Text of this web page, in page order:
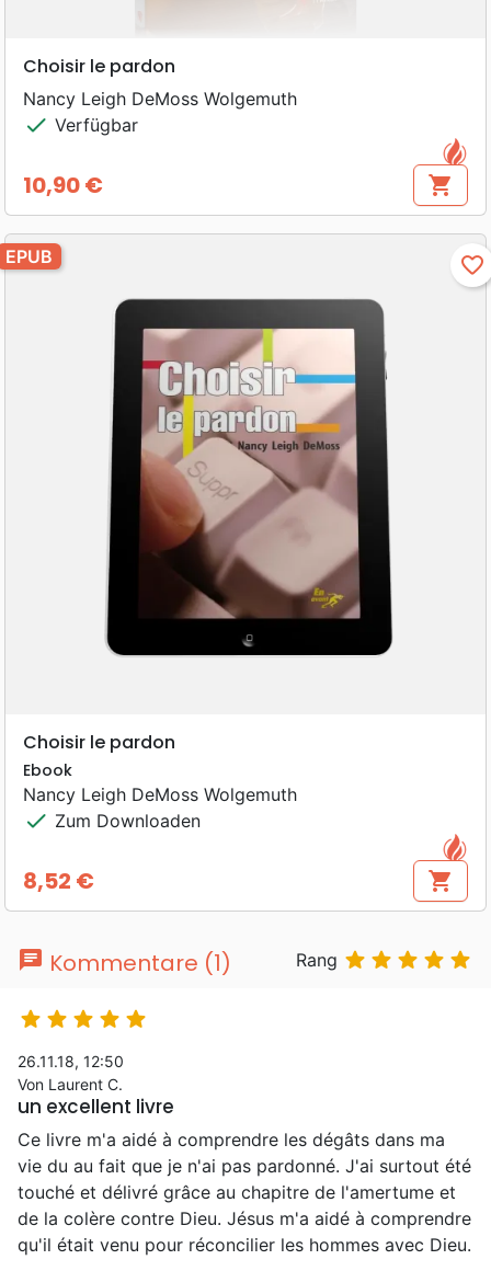
Choisir le pardon
Nancy Leigh DeMoss Wolgemuth
check Verfügbar
Preis
10,90 € shopping_cart
EPUB favorite_border
Choisir le pardon
Ebook
Nancy Leigh DeMoss Wolgemuth
check Zum Downloaden
Preis
8,52 € shopping_cart
chat Kommentare (1) Rang     
    
26.11.18, 12:50
Von Laurent C.
un excellent livre
Ce livre m'a aidé à comprendre les dégâts dans ma
vie du au fait que je n'ai pas pardonné. J'ai surtout été
touché et délivré grâce au chapitre de l'amertume et
de la colère contre Dieu. Jésus m'a aidé à comprendre
qu'il était venu pour réconcilier les hommes avec Dieu.